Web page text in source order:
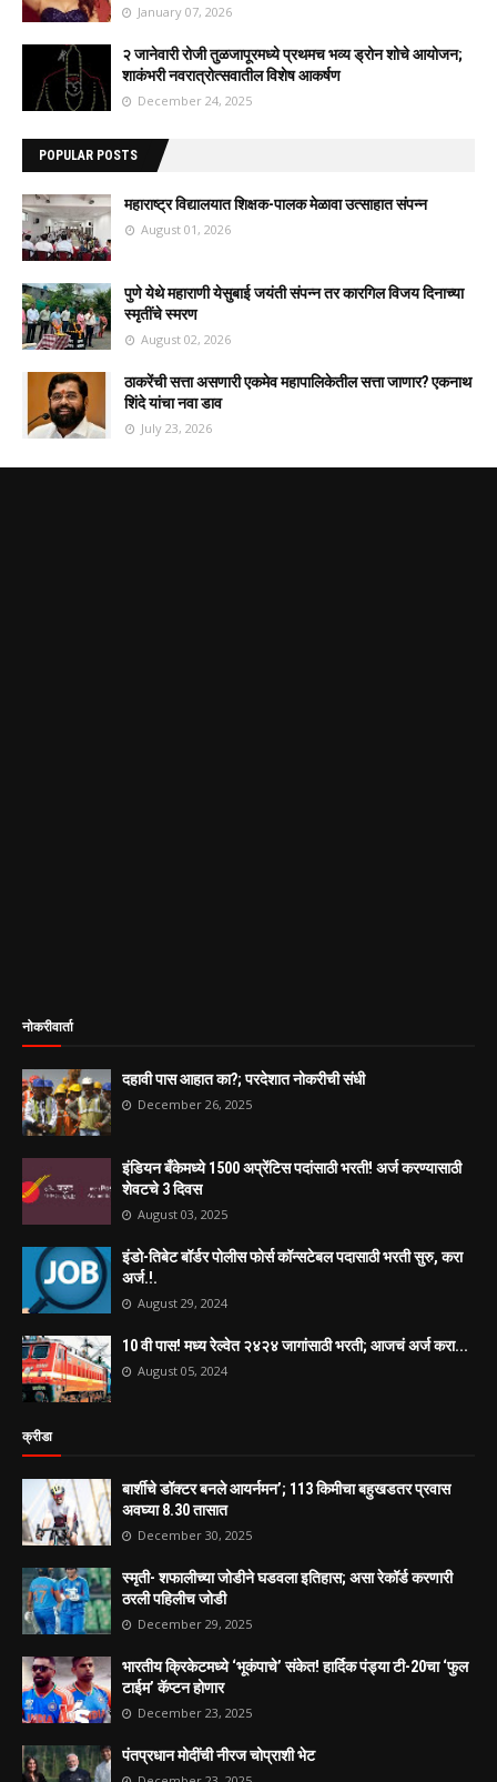
January 07, 2026
२ जानेवारी रोजी तुळजापूरमध्ये प्रथमच भव्य ड्रोन शोचे आयोजन;
शाकंभरी नवरात्रोत्सवातील विशेष आकर्षण
December 24, 2025
POPULAR POSTS
महाराष्ट्र विद्यालयात शिक्षक-पालक मेळावा उत्साहात संपन्न
August 01, 2026
पुणे येथे महाराणी येसुबाई जयंती संपन्न तर कारगिल विजय दिनाच्या
स्मृतींचे स्मरण
August 02, 2026
ठाकरेंची सत्ता असणारी एकमेव महापालिकेतील सत्ता जाणार? एकनाथ
शिंदे यांचा नवा डाव
July 23, 2026
नोकरीवार्ता
दहावी पास आहात का?; परदेशात नोकरीची संधी
December 26, 2025
इंडियन बँकेमध्ये 1500 अप्रेंटिस पदांसाठी भरती! अर्ज करण्यासाठी
शेवटचे 3 दिवस
August 03, 2025
इंडो-तिबेट बॉर्डर पोलीस फोर्स कॉन्सटेबल पदासाठी भरती सुरु, करा
अर्ज.!.
August 29, 2024
10 वी पास! मध्य रेल्वेत २४२४ जागांसाठी भरती; आजचं अर्ज करा...
August 05, 2024
क्रीडा
बार्शीचे डॉक्टर बनले आयर्नमन’; 113 किमीचा बहुखडतर प्रवास
अवघ्या 8.30 तासात
December 30, 2025
स्मृती- शफालीच्या जोडीने घडवला इतिहास; असा रेकॉर्ड करणारी
ठरली पहिलीच जोडी
December 29, 2025
भारतीय क्रिकेटमध्ये ‘भूकंपाचे’ संकेत! हार्दिक पंड्या टी-20चा ‘फुल
टाईम’ कॅप्टन होणार
December 23, 2025
पंतप्रधान मोदींची नीरज चोप्राशी भेट